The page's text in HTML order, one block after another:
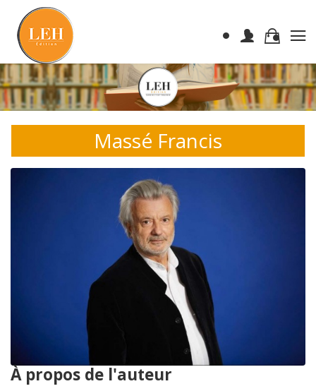
Massé Francis
À propos de l'auteur